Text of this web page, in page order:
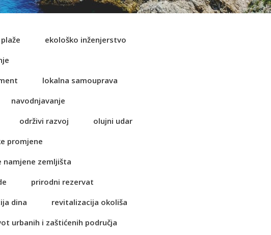
ekološko inženjerstvo
lokalna samouprava
navodnjavanje
održivi razvoj
olujni udar
promjene
namjene zemljišta
prirodni rezervat
dina
revitalizacija okoliša
urbanih i zaštićenih područja